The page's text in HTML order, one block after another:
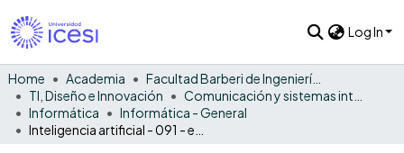
Log In
Home Academia
Facultad Barberi de Ingeniería, Diseño y Ciencias Aplicadas
TI, Diseño e Innovación
Informática
Informática - General